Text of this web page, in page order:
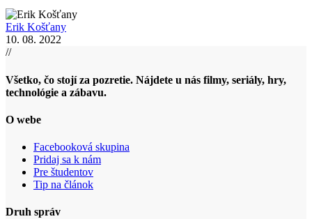
Erik Košťany
10. 08. 2022
//
Všetko, čo stojí za pozretie. Nájdete u nás filmy, seriály, hry,
technológie a zábavu.
O webe
Facebooková skupina
Pridaj sa k nám
Pre študentov
Tip na článok
Druh správ